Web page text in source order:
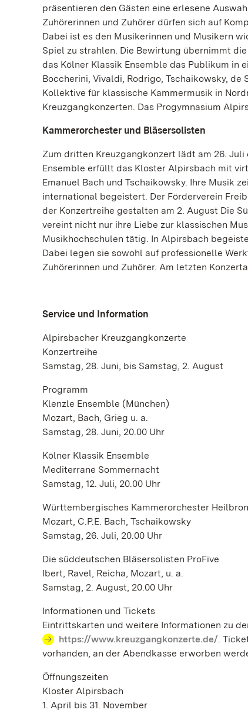
präsentieren den Gästen eine erlesene
Zuhörerinnen und Zuhörer dürfen sich auf
Dabei ist es den Musikerinnen und Musikern
Spiel zu strahlen. Die Bewirtung übernimmt
das Kölner Klassik Ensemble das Publikum in
Boccherini, Vivaldi, Rodrigo, Tschaikowsky,
Kollektive für klassische Kammermusik in
Kreuzgangkonzerten. Das Progymnasium
Kammerorchester und Bläsersolisten
Zum dritten Kreuzgangkonzert lädt am 26.
Ensemble erfüllt das Kloster Alpirsbach mit
Emanuel Bach und Tschaikowsky. Ihre Musik
international begeistert. Der Förderverein
der Konzertreihe gestalten am 2. August Die
vereint nicht nur ihre Liebe zur klassischen
Musikhochschulen tätig. In Alpirsbach
Dabei legen sie sowohl auf professionelle
Zuhörerinnen und Zuhörer. Am letzten
Service und Information
Alpirsbacher Kreuzgangkonzerte
Konzertreihe
Samstag, 28. Juni, bis Samstag, 2. August
Programm
Klenzle Ensemble (München)
Mozart, Bach, Grieg u. a.
Samstag, 28. Juni, 20.00 Uhr
Kölner Klassik Ensemble
Mediterrane Sommernacht
Samstag, 12. Juli, 20.00 Uhr
Württembergisches Kammerorchester
Mozart, C.P.E. Bach, Tschaikowsky
Samstag, 26. Juli, 20.00 Uhr
Die süddeutschen Bläsersolisten ProFive
Ibert, Ravel, Reicha, Mozart, u. a.
Samstag, 2. August, 20.00 Uhr
Informationen und Tickets
Eintrittskarten und weitere Informationen zu
https://www.kreuzgangkonzerte.de/.
vorhanden, an der Abendkasse erworben
Öffnungszeiten
Kloster Alpirsbach
1. April bis 31. November